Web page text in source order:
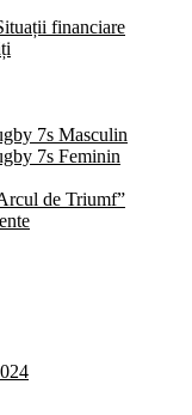
financiare
7s Masculin
7s Feminin
de Triumf”